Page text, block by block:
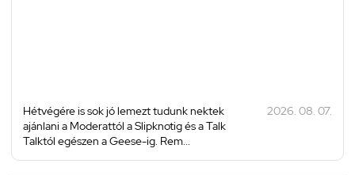
Hétvégére is sok jó lemezt tudunk nektek
ajánlani a Moderattól a Slipknotig és a Talk
Talktól egészen a Geese-ig. Rem...
2026. 08. 07.